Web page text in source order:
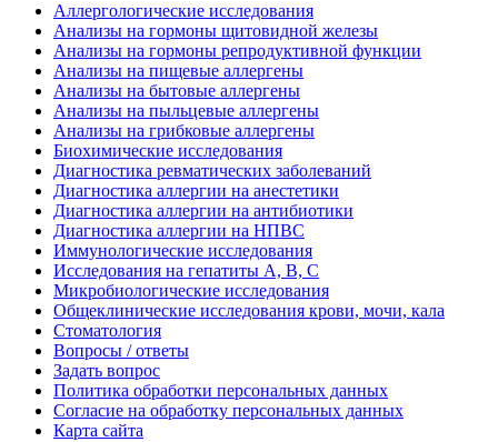
Аллергологические исследования
Анализы на гормоны щитовидной железы
Анализы на гормоны репродуктивной функции
Анализы на пищевые аллергены
Анализы на бытовые аллергены
Анализы на пыльцевые аллергены
Анализы на грибковые аллергены
Биохимические исследования
Диагностика ревматических заболеваний
Диагностика аллергии на анестетики
Диагностика аллергии на антибиотики
Диагностика аллергии на НПВС
Иммунологические исследования
Исследования на гепатиты А, В, С
Микробиологические исследования
Общеклинические исследования крови, мочи, кала
Стоматология
Вопросы / ответы
Задать вопрос
Политика обработки персональных данных
Согласие на обработку персональных данных
Карта сайта